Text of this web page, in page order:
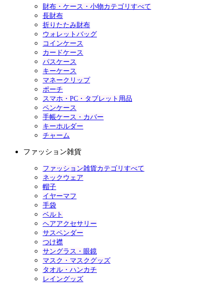
財布・ケース・小物カテゴリすべて
長財布
折りたたみ財布
ウォレットバッグ
コインケース
カードケース
パスケース
キーケース
マネークリップ
ポーチ
スマホ・PC・タブレット用品
ペンケース
手帳ケース・カバー
キーホルダー
チャーム
ファッション雑貨
ファッション雑貨カテゴリすべて
ネックウェア
帽子
イヤーマフ
手袋
ベルト
ヘアアクセサリー
サスペンダー
つけ襟
サングラス・眼鏡
マスク・マスクグッズ
タオル・ハンカチ
レイングッズ